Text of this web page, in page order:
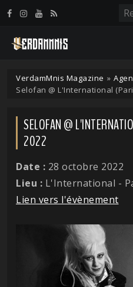
VerdamMnis Magazine »
Selofan @ L'International
SELOFAN @
2022
Date : 28 octobre 2022
Lieu : L'International -
Lien vers l'évènement
Panneau de gestion des cookies